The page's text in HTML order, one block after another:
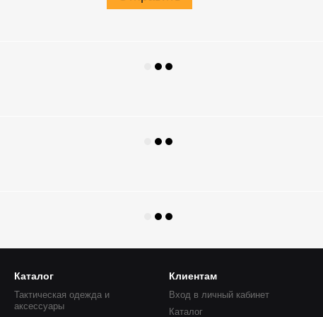
Каталог
Тактическая одежда и
аксессуары
Клиентам
Вход в личный кабинет
Каталог